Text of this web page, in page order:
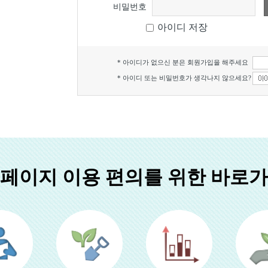
비밀번호
아이디 저장
* 아이디가 없으신 분은 회원가입을 해주세요
* 아이디 또는 비밀번호가 생각나지 않으세요?
이지 이용 편의를 위한 바로